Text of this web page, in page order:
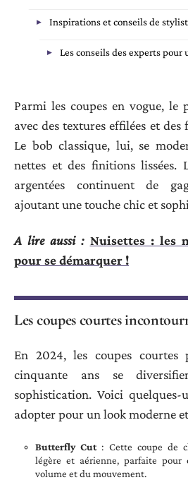
Inspirations et conseils de
Les conseils des experts pour
Parmi les coupes en vogue, le
avec des textures effilées et des
Le bob classique, lui, se
nettes et des finitions lissées.
argentées continuent de
ajoutant une touche chic et
A lire aussi : Nuisettes : les
pour se démarquer !
Les coupes courtes
En 2024, les coupes courtes
cinquante ans se
sophistication. Voici quelques-
adopter pour un look moderne
Butterfly Cut: Cette coupe de
légère et aérienne, parfaite pour
volume et du mouvement.